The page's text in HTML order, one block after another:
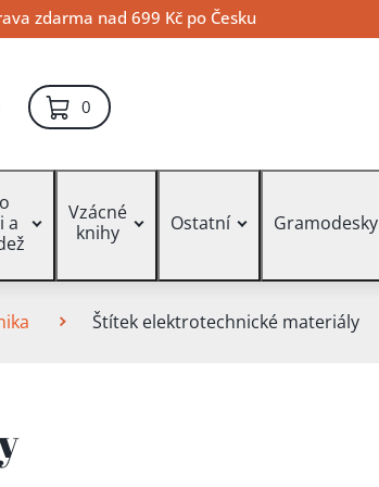
zdarma nad 699 Kč po Česku
0položek – košík
a
Vzácné
knihy
Ostatní Gramodesky
Štítek elektrotechnické materiály